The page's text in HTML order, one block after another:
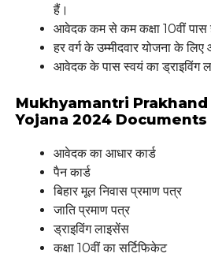
हैं।
आवेदक कम से कम कक्षा 10वीं पास
हर वर्ग के उम्मीदवार योजना के
आवेदक के पास स्वयं का ड्राइविंग
Mukhyamantri Prakhand
Yojana 2024 Documents
आवेदक का आधार कार्ड
पैन कार्ड
बिहार मूल निवास प्रमाण पत्र
जाति प्रमाण पत्र
ड्राइविंग लाइसेंस
कक्षा 10वीं का सर्टिफिकेट